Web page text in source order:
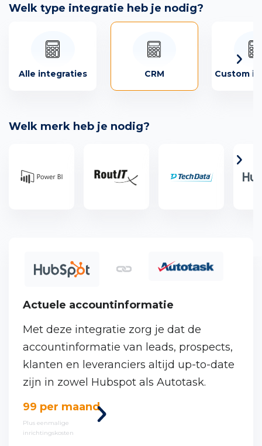
Welk type integratie heb je nodig?
Alle integraties CRM Custom
Welk merk heb je nodig?
Actuele accountinformatie
Met deze integratie zorg je dat de
accountinformatie van leads, prospects,
klanten en leveranciers altijd up-to-date
zijn in zowel Hubspot als Autotask.
Bekijk
deze
99 per maand
Plus eenmalige
inrichtingskosten